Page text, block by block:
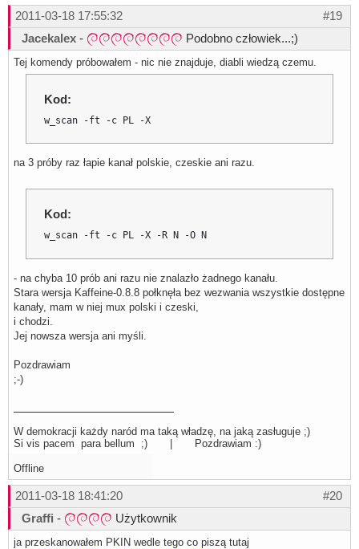
#19
2011-03-18 17:55:32
Jacekalex - Podobno człowiek...;)
Tej komendy próbowałem - nic nie znajduje, diabli wiedzą czemu.
Kod:
w_scan -ft -c PL -X
na 3 próby raz łapie kanał polskie, czeskie ani razu.
Kod:
w_scan -ft -c PL -X -R N -O N
- na chyba 10 prób ani razu nie znalazło żadnego kanału.
Stara wersja Kaffeine-0.8.8 połknęła bez wezwania wszystkie dostępne
kanały, mam w niej mux polski i czeski,
i chodzi.
Jej nowsza wersja ani myśli.
Pozdrawiam
;-)
W demokracji każdy naród ma taką władzę, na jaką zasługuje ;)
Si vis pacem para bellum ;) | Pozdrawiam :)
Offline
#20
2011-03-18 18:41:20
Graffi - Użytkownik
ja przeskanowałem PKIN wedle tego co piszą tutaj